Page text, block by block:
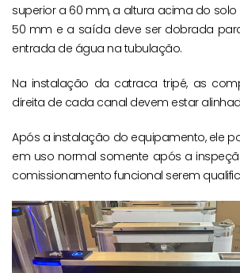
superior a 60 mm, a altura acima do solo
50 mm e a saída deve ser dobrada
entrada de água na tubulação.
Na instalação da catraca tripé, as
direita de cada canal devem estar
Após a instalação do equipamento, ele
em uso normal somente após a
comissionamento funcional serem